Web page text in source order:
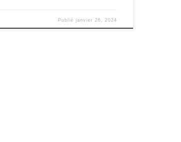
Publié janvier 26, 2024